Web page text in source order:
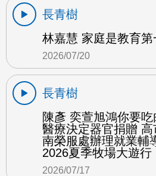
長青樹
林嘉慧 家庭是教育
2026/07/20
長青樹
陳彥 奕萱旭鴻你要
醫療決定器官捐贈
南榮服處辦理就業輔
2026夏季牧場大遊行
2026/07/17